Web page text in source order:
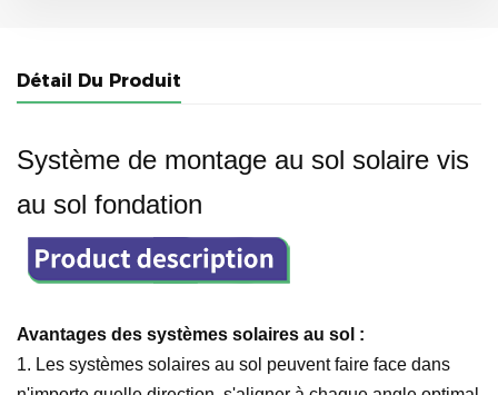
Détail Du Produit
Système de montage au sol solaire vis
au sol fondation
Avantages des systèmes solaires au sol :
1. Les systèmes solaires au sol peuvent faire face dans